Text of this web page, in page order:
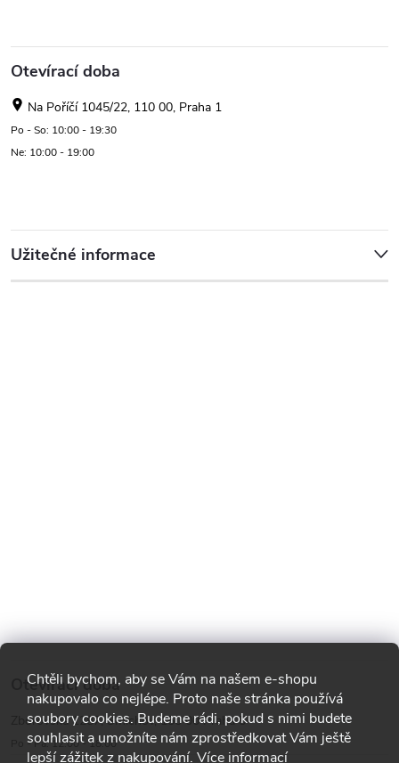
Chtěli bychom, aby se Vám na našem e-shopu
nakupovalo co nejlépe. Proto naše stránka používá
soubory cookies. Budeme rádi, pokud s nimi budete
souhlasit a umožníte nám zprostředkovat Vám ještě
lepší zážitek z nakupování. Více informací
Otevírací doba
Na Poříčí 1045/22, 110 00, Praha 1
Po - So: 10:00 - 19:30
Ne: 10:00 - 19:00
Užitečné informace
Otevírací doba
Zborovská 1287, Smíchov, 150 00 Praha 5
Po - Pá: 12:00 - 18:00